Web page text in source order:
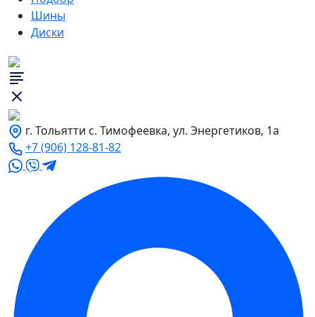
Шины
Диски
г. Тольятти с. Тимофеевка, ул. Энергетиков, 1а
+7 (906) 128-81-82